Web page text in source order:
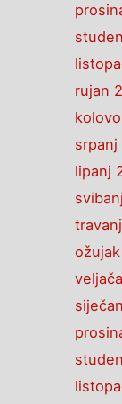
rujan
srpanj
lipanj